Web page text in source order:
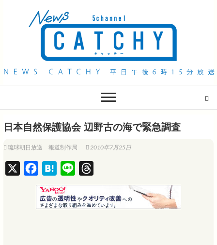
QAB NEWS Headline
日本自然保護協会 辺野古の海で緊急調査
琉球朝日放送 報道制作局 2010年7月25日
a
c
e
H
a
t
e
i
n
e
h
r
e